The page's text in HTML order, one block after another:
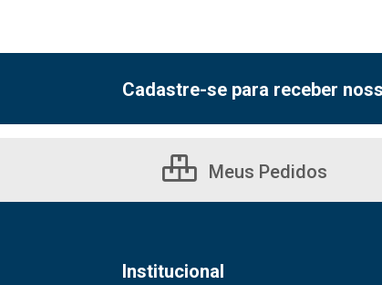
Cadastre-se para receber
Meus Pedidos
Institucional